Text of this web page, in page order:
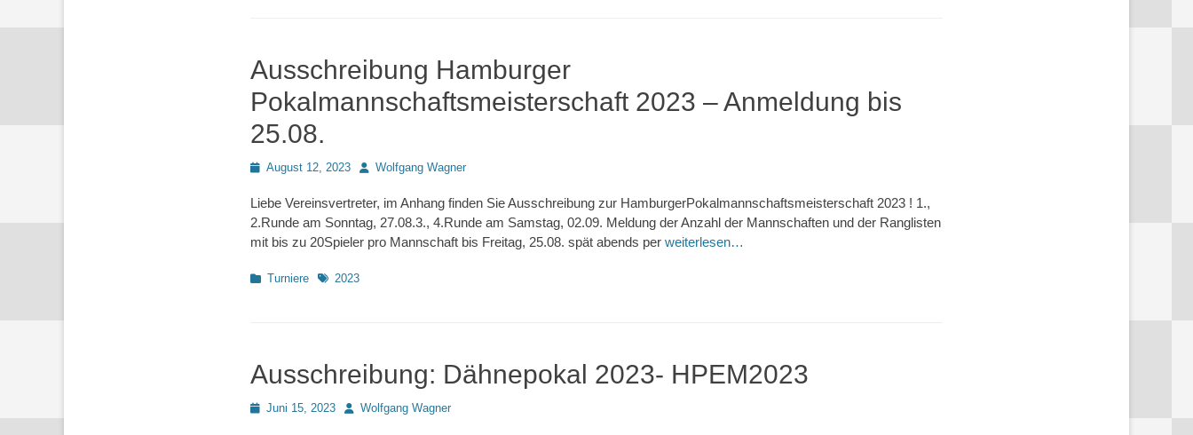
Ausschreibung Hamburger
Pokalmannschaftsmeisterschaft 2023 – Anmeldung bis
25.08.
PostedAugust 12, 2023 AutorWolfgang Wagner
Liebe Vereinsvertreter, im Anhang finden Sie Ausschreibung zur HamburgerPokalmannschaftsmeisterschaft 2023 ! 1.,
2.Runde am Sonntag, 27.08.3., 4.Runde am Samstag, 02.09. Meldung der Anzahl der Mannschaften und der Ranglisten
mit bis zu 20Spieler pro Mannschaft bis Freitag, 25.08. spät abends per weiterlesen…
Kategorien
Turniere Schlagworte
2023
Ausschreibung: Dähnepokal 2023- HPEM2023
PostedJuni 15, 2023 AutorWolfgang Wagner